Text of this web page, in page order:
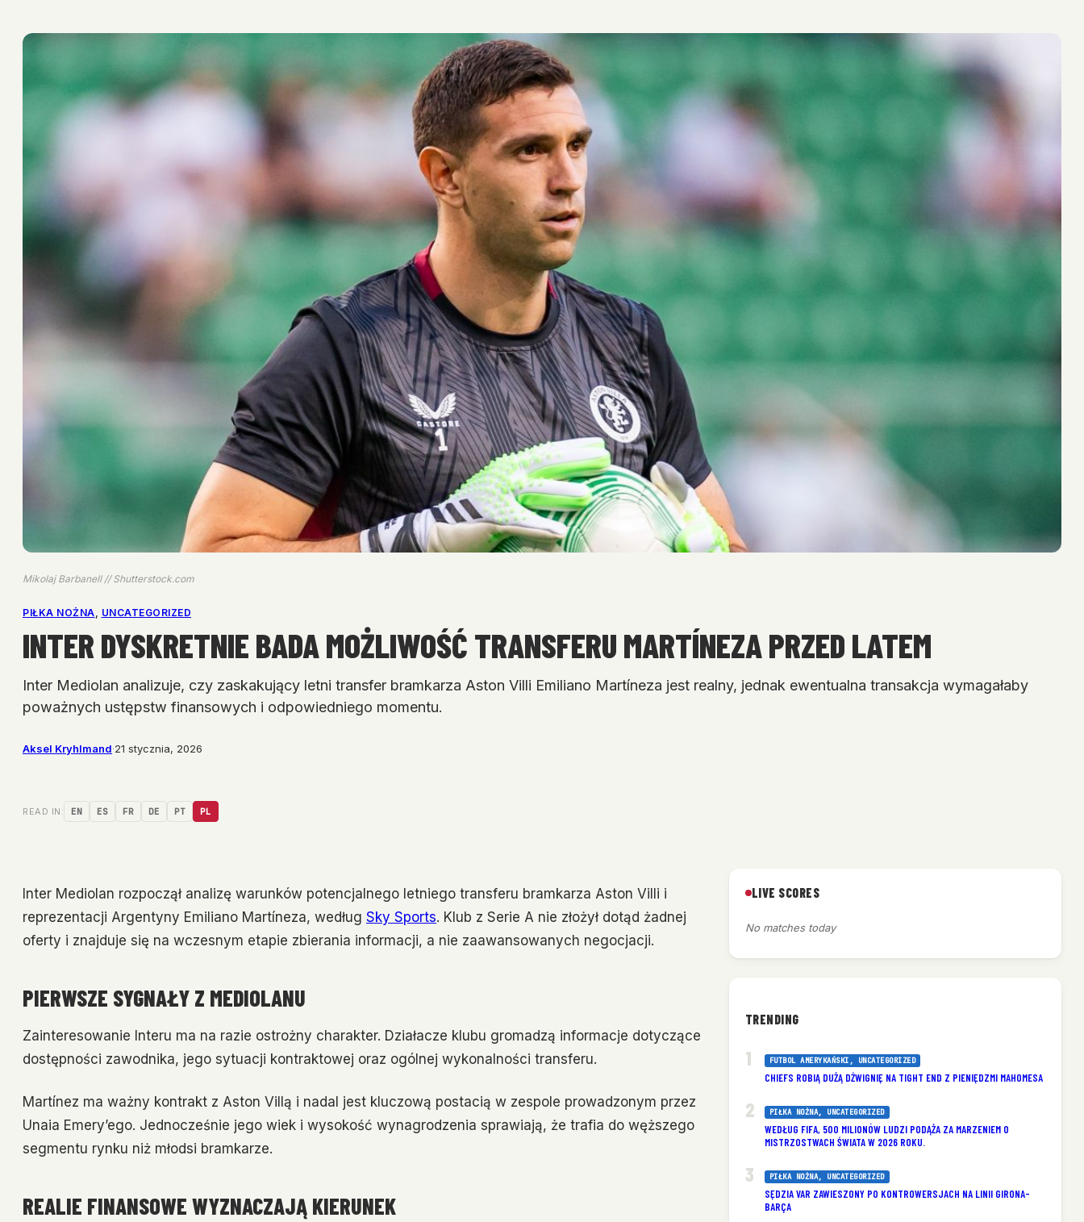
Mikolaj Barbanell // Shutterstock.com
PIŁKA NOŻNA, UNCATEGORIZED
INTER DYSKRETNIE BADA MOŻLIWOŚĆ TRANSFERU MARTÍNEZA PRZED LATEM
Inter Mediolan analizuje, czy zaskakujący letni transfer bramkarza Aston Villi Emiliano Martíneza jest realny, jednak ewentualna transakcja wymagałaby
poważnych ustępstw finansowych i odpowiedniego momentu.
Aksel Kryhlmand·21 stycznia, 2026
READ IN: EN ES FR DE PT PL
Inter Mediolan rozpoczął analizę warunków potencjalnego letniego transferu bramkarza Aston Villi i
reprezentacji Argentyny Emiliano Martíneza, według Sky Sports. Klub z Serie A nie złożył dotąd żadnej
oferty i znajduje się na wczesnym etapie zbierania informacji, a nie zaawansowanych negocjacji.
PIERWSZE SYGNAŁY Z MEDIOLANU
Zainteresowanie Interu ma na razie ostrożny charakter. Działacze klubu gromadzą informacje dotyczące
dostępności zawodnika, jego sytuacji kontraktowej oraz ogólnej wykonalności transferu.
Martínez ma ważny kontrakt z Aston Villą i nadal jest kluczową postacią w zespole prowadzonym przez
Unaia Emery’ego. Jednocześnie jego wiek i wysokość wynagrodzenia sprawiają, że trafia do węższego
segmentu rynku niż młodsi bramkarze.
REALIE FINANSOWE WYZNACZAJĄ KIERUNEK
LIVE SCORES
No matches today
TRENDING
FUTBOL AMERYKAŃSKI , UNCATEGORIZED
CHIEFS ROBIĄ DUŻĄ DŹWIGNIĘ NA TIGHT END Z PIENIĘDZMI MAHOMESA
PIŁKA NOŻNA, UNCATEGORIZED
WEDŁUG FIFA, 500 MILIONÓW LUDZI PODĄŻA ZA MARZENIEM O
MISTRZOSTWACH ŚWIATA W 2026 ROKU.
PIŁKA NOŻNA, UNCATEGORIZED
SĘDZIA VAR ZAWIESZONY PO KONTROWERSJACH NA LINII GIRONA-
BARÇA